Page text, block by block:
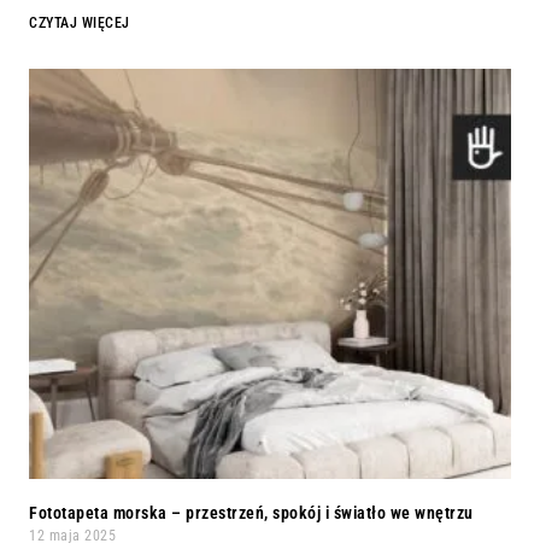
CZYTAJ WIĘCEJ
Fototapeta morska – przestrzeń, spokój i światło we wnętrzu
12 maja 2025